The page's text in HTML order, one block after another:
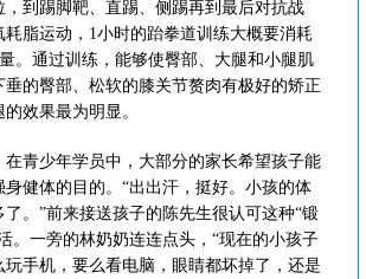
，到踢脚靶、直踢、侧踢再到最后对抗战
耗脂运动，1小时的跆拳道训练大概要消耗
。通过训练，能够使臀部、大腿和小腿肌
垂的臀部、松软的膝关节赘肉有极好的矫正
效果最为明显。
在青少年学员中，大部分的家长希望孩子能
健体的目的。“出出汗，挺好。小孩的体
。”前来接送孩子的陈先生很认可这种“锻
。一旁的林奶奶连连点头，“现在的小孩子
玩手机，要么看电脑，眼睛都坏掉了，还是